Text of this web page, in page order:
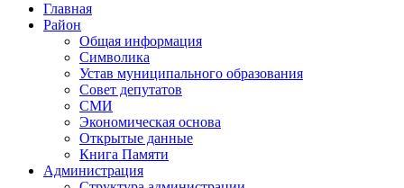
Главная
Район
Общая информация
Символика
Устав муниципального образования
Совет депутатов
СМИ
Экономическая основа
Открытые данные
Книга Памяти
Администрация